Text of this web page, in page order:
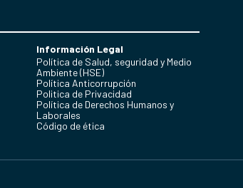
Información Legal
Política de Salud, seguridad y Medio
Ambiente (HSE)
Política Anticorrupción
Politica de Privacidad
Política de Derechos Humanos y
Laborales
Código de ética